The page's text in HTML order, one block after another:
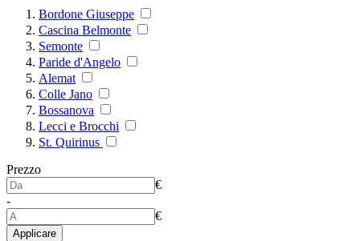
Bordone Giuseppe
Cascina Belmonte
Semonte
Paride d'Angelo
Alemat
Colle Jano
Bossanova
Lecci e Brocchi
St. Quirinus
Prezzo
€
-
€
Applicare